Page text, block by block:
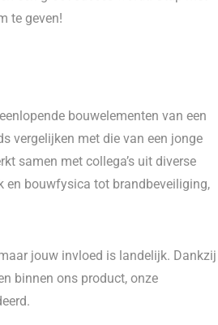
te geven!
bouwelementen van een
vergelijken met die van een jonge
samen met collega’s uit diverse
en bouwfysica tot brandbeveiliging,
jouw invloed is landelijk. Dankzij
binnen ons product, onze